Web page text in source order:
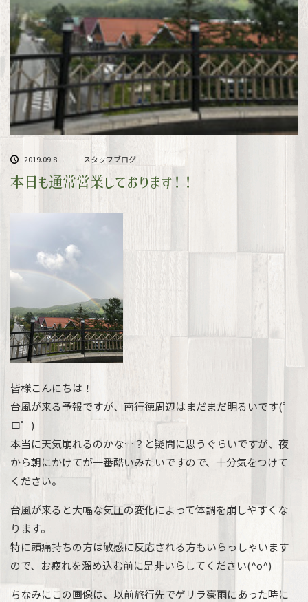
2019.09.8 スタッフブログ
本日も通常営業しております！！
皆様こんにちは！
台風が来る予報ですが、南行徳周辺はまだまだ明るいです(゜
ロ゜)
本当に天気崩れるのかな…？と疑問に思うぐらいですが、夜
から朝にかけてが一番酷いみたいですので、十分気をつけて
ください。
台風が来ると大幅な気圧の変化によって体調を崩しやすくな
ります。
特に頭痛持ちの方は敏感に反応される方もいらっしゃいます
ので、お疲れを溜め込む前に是非いらしてください(^o^)
ちなみにこの画像は、以前旅行先でゲリラ豪雨にあった時に